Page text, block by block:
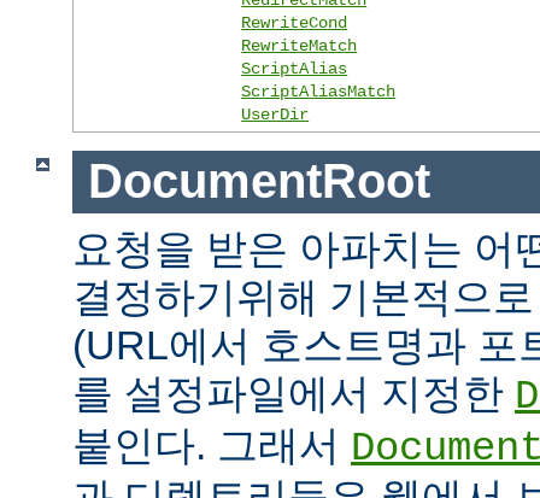
RewriteCond
RewriteMatch
ScriptAlias
ScriptAliasMatch
UserDir
DocumentRoot
요청을 받은 아파치는 어
결정하기위해 기본적으
(URL에서 호스트명과 포
를 설정파일에서 지정한
붙인다. 그래서